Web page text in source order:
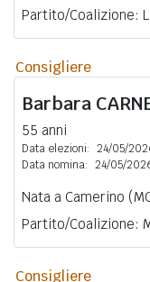
Partito/Coalizione:
Consigliere
Barbara
55 anni
Data elezioni: 24/05/
Data nomina: 24/05/
Nata a Camerino
Partito/Coalizione:
Consigliere